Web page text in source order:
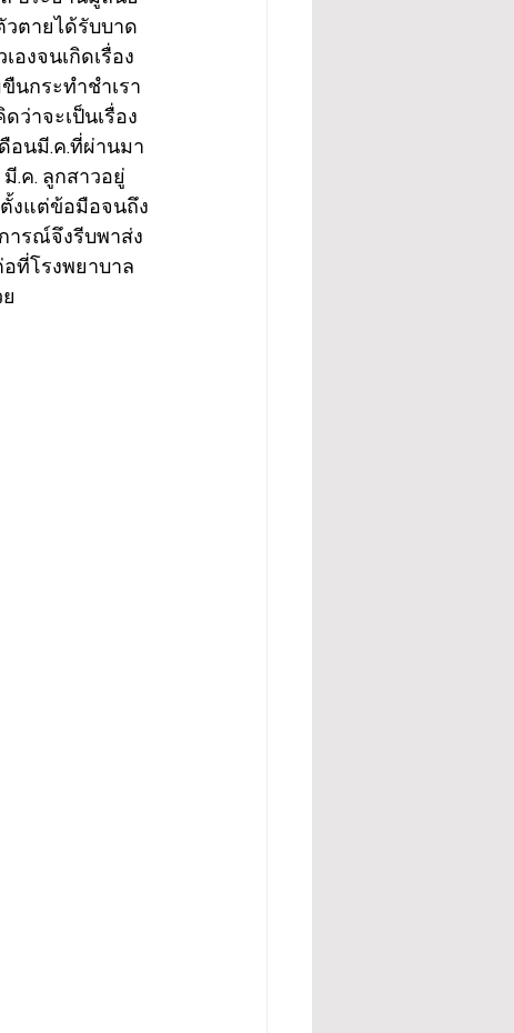
วตายได้รับบาด
งจนเกิดเรื่อง
นกระทำชำเรา
ว่าจะเป็นเรื่อง
อนมี.ค.ที่ผ่านมา
.ค. ลูกสาวอยู่
งแต่ข้อมือจนถึง
ารณ์จึงรีบพาส่ง
ที่โรงพยาบาล